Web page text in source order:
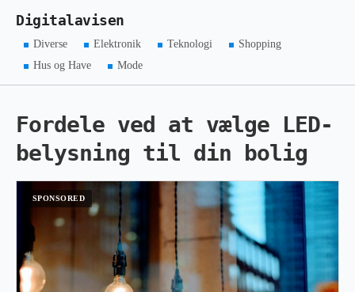
Digitalavisen
Diverse Elektronik Teknologi
Shopping
Hus og Have
Mode
Fordele ved at vælge LED-
belysning til din bolig